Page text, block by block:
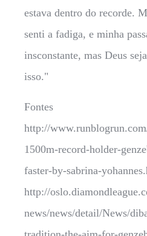
estava dentro do recorde.
senti a fadiga, e minha
insconstante, mas Deus
isso."
Fontes
http://
1500m-record-holder-
faster-by-sabrina-
http://
news/news/detail/News/